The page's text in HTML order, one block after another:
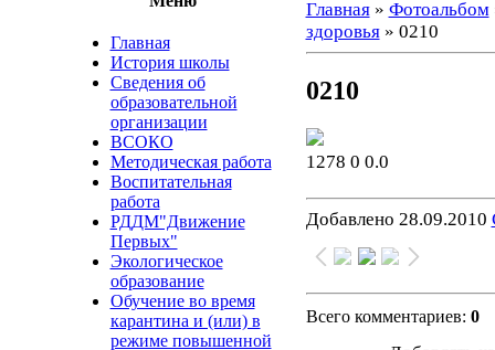
Главная
История школы
Сведения об
образовательной
организации
ВСОКО
Методическая работа
Воспитательная
работа
РДДМ"Движение
Первых"
Экологическое
образование
Обучение во время
карантина и (или) в
режиме повышенной
Главная» Фотоальбом
здоровья» 0210
0210
1278 0 0.0
Добавлено 28.09.2010
Всего комментариев: 0